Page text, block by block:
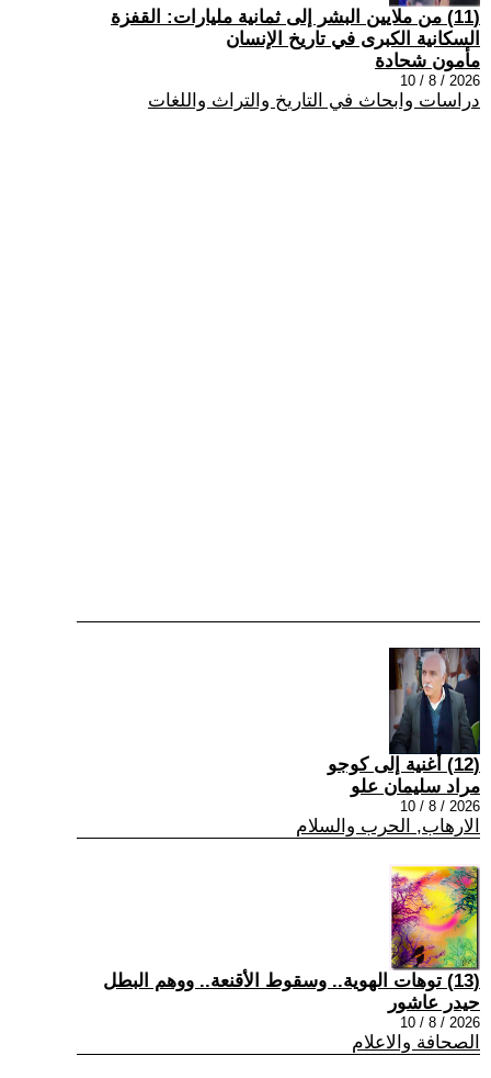
(11) من ملايين البشر إلى ثمانية مليارات: القفزة
السكانية الكبرى في تاريخ الإنسان
مأمون شحادة
2026 / 8 / 10
دراسات وابحاث في التاريخ والتراث واللغات
(12) أُغنية إلى كوجو
مراد سليمان علو
2026 / 8 / 10
الارهاب, الحرب والسلام
(13) توهات الهوية.. وسقوط الأقنعة.. ووهم البطل
حيدر عاشور
2026 / 8 / 10
الصحافة والاعلام